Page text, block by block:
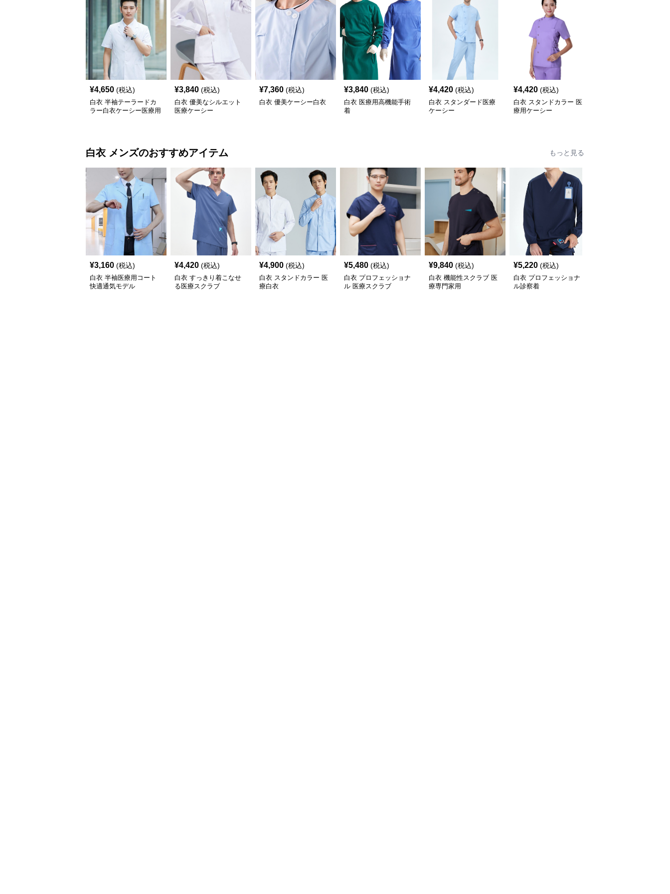
¥4,650 (税込)
白衣 半袖テーラードカ
ラー白衣ケーシー医療用
¥3,840 (税込)
白衣 優美なシルエット
医療ケーシー
¥7,360 (税込)
白衣 優美ケーシー白衣
¥3,840 (税込)
白衣 医療用高機能手術
着
¥4,420 (税込)
白衣 スタンダード医療
ケーシー
¥4,420 (税込)
白衣 スタンドカラー 医
療用ケーシー
白衣 メンズのおすすめアイテム もっと見る
¥3,160 (税込)
白衣 半袖医療用コート
快適通気モデル
¥4,420 (税込)
白衣 すっきり着こなせ
る医療スクラブ
¥4,900 (税込)
白衣 スタンドカラー 医
療白衣
¥5,480 (税込)
白衣 プロフェッショナ
ル 医療スクラブ
¥9,840 (税込)
白衣 機能性スクラブ 医
療専門家用
¥5,220 (税込)
白衣 プロフェッショナ
ル診察着